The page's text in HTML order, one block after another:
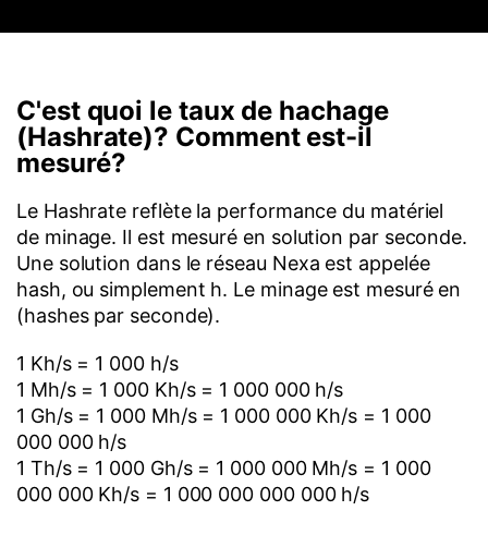
C'est quoi le taux de hachage
(Hashrate)? Comment est-il
mesuré?
Le Hashrate reflète la performance du matériel
de minage. Il est mesuré en solution par seconde.
Une solution dans le réseau Nexa est appelée
hash, ou simplement h. Le minage est mesuré en
(hashes par seconde).
1 Kh/s = 1 000 h/s
1 Mh/s = 1 000 Kh/s = 1 000 000 h/s
1 Gh/s = 1 000 Mh/s = 1 000 000 Kh/s = 1 000
000 000 h/s
1 Th/s = 1 000 Gh/s = 1 000 000 Mh/s = 1 000
000 000 Kh/s = 1 000 000 000 000 h/s